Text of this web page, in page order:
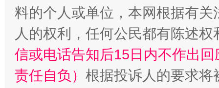
料的个人或单位，本网根据有
人的权利，任何公民都有陈述
信或电话告知后15日内不作出
责任自负） 根据投诉人的要求将